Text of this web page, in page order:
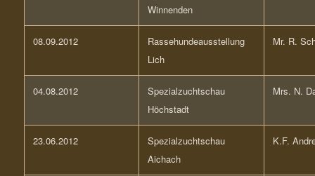
Winnenden
08.09.2012
Rassehundeausstellung
Lich
Mr. R.
04.08.2012
Spezialzuchtschau
Höchstadt
Mrs. N.
23.06.2012
Spezialzuchtschau
Aichach
K.F.